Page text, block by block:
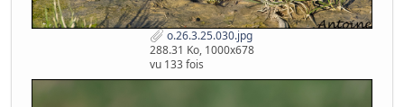
o.26.3.25.030.jpg
288.31 Ko, 1000x678
vu 133 fois